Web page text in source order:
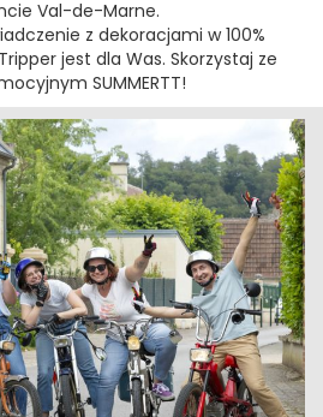
Val-de-Marne.
z dekoracjami w 100%
jest dla Was. Skorzystaj ze
SUMMERTT!